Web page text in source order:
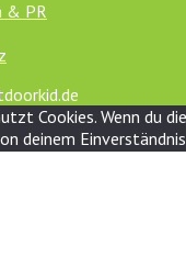
& PR
Cookies. Wenn du
deinem